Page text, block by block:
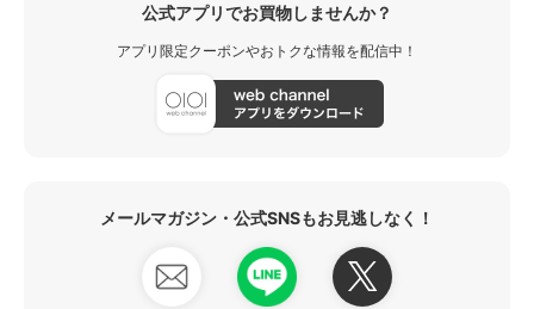
公式アプリでお買物しませんか？
アプリ限定クーポンやおトクな情報を配信中！
メールマガジン・公式SNSもお見逃しなく！